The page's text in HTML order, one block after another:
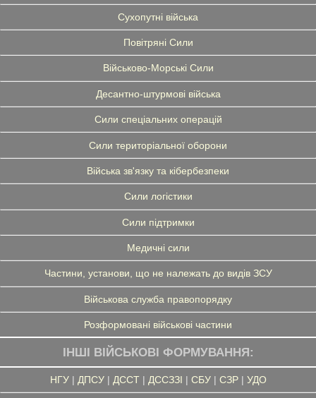
Сухопутні війська
Повітряні Сили
Військово-Морські Сили
Десантно-штурмові війська
Сили спеціальних операцій
Сили територіальної оборони
Війська зв'язку та кібербезпеки
Сили логістики
Сили підтримки
Медичні сили
Частини, установи, що не належать до видів ЗСУ
Військова служба правопорядку
Розформовані військові частини
ІНШІ ВІЙСЬКОВІ ФОРМУВАННЯ:
НГУ| ДПСУ| ДССТ| ДССЗЗІ | СБУ| СЗР| УДО